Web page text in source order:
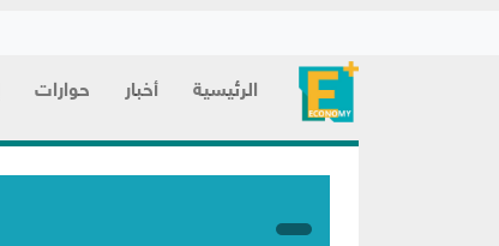
الرئيسية أخبار حوارات